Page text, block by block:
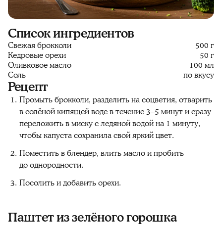
Список ингредиентов
Свежая брокколи
500 г
Кедровые орехи
50 г
Оливковое масло
100 мл
Соль
по вкусу
Рецепт
Промыть брокколи, разделить на соцветия, отварить
в солёной кипящей воде в течение 3–5 минут и сразу
переложить в миску с ледяной водой на 1 минуту,
чтобы капуста сохранила свой яркий цвет.
Поместить в блендер, влить масло и пробить
до однородности.
Посолить и добавить орехи.
Паштет из зелёного горошка